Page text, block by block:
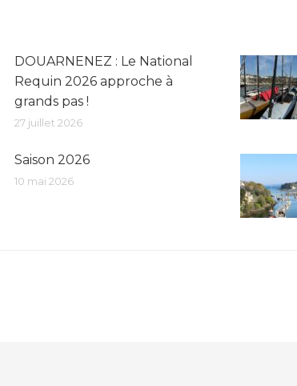
DOUARNENEZ : Le National
Requin 2026 approche à
grands pas !
27 juillet 2026
Saison 2026
10 mai 2026